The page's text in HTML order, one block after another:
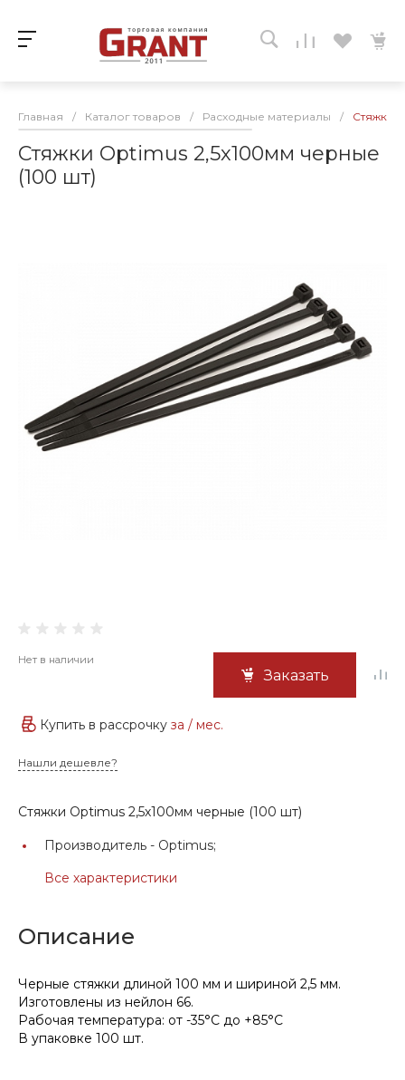
Главная / Каталог товаров / Расходные материалы / Стяжки
Стяжки Optimus 2,5х100мм черные
(100 шт)
Нет в наличии
Заказать
Купить в рассрочку за / мес.
Нашли дешевле?
Стяжки Optimus 2,5х100мм черные (100 шт)
Производитель - Optimus;
Все характеристики
Описание
Черные стяжки длиной 100 мм и шириной 2,5 мм.
Изготовлены из нейлон 66.
Рабочая температура: от -35°С до +85°С
В упаковке 100 шт.